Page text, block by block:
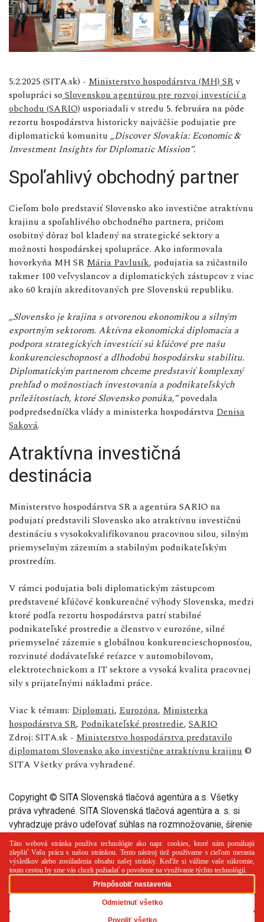
5.2.2025 (SITA.sk) - Ministerstvo hospodárstva (MH) SRv
spolupráci so Slovenskou agentúrou pre rozvoj investícií a
obchodu (SARIO) usporiadali v stredu 5. februára na pôde
rezortu hospodárstva historicky najväčšie podujatie pre
diplomatickú komunitu „Discover Slovakia: Economic &
Investment Insights for Diplomatic Mission“.
Spoľahlivý obchodný partner
Cieľom bolo predstaviť Slovensko ako investične atraktívnu
krajinu a spoľahlivého obchodného partnera, pričom
osobitný dôraz bol kladený na strategické sektory a
možnosti hospodárskej spolupráce. Ako informovala
hovorkyňa MH SR Mária Pavlusík, podujatia sa zúčastnilo
takmer 100 veľvyslancov a diplomatických zástupcov z viac
ako 60 krajín akreditovaných pre Slovenskú republiku.
„Slovensko je krajina s otvorenou ekonomikou a silným
exportným sektorom. Aktívna ekonomická diplomacia a
podpora strategických investícií sú kľúčové pre našu
konkurencieschopnosť a dlhodobú hospodársku stabilitu.
Diplomatickým partnerom chceme predstaviť komplexný
prehľad o možnostiach investovania a podnikateľských
príležitostiach, ktoré Slovensko ponúka,“povedala
podpredsedníčka vlády a ministerka hospodárstva Denisa
Saková.
Atraktívna investičná
destinácia
Ministerstvo hospodárstva SR a agentúra SARIO na
podujatí predstavili Slovensko ako atraktívnu investičnú
destináciu s vysokokvalifikovanou pracovnou silou, silným
priemyselným zázemím a stabilným podnikateľským
prostredím.
V rámci podujatia boli diplomatickým zástupcom
predstavené kľúčové konkurenčné výhody Slovenska, medzi
ktoré podľa rezortu hospodárstva patrí stabilné
podnikateľské prostredie a členstvo v eurozóne, silné
priemyselné zázemie s globálnou konkurencieschopnosťou,
rozvinuté dodávateľské reťazce v automobilovom,
elektrotechnickom a IT sektore a vysoká kvalita pracovnej
sily s prijateľnými nákladmi práce.
Viac k témam: Diplomati, Eurozóna, Ministerka
hospodárstva SR, Podnikateľské prostredie, SARIO
Zdroj: SITA.sk - Ministerstvo hospodárstva predstavilo
diplomatom Slovensko ako investične atraktívnu krajinu ©
SITA Všetky práva vyhradené.
Copyright © SITA Slovenská tlačová agentúra a.s. Všetky
práva vyhradené. SITA Slovenská tlačová agentúra a. s. si
vyhradzuje právo udeľovať súhlas na rozmnožovanie, šírenie
PR článok